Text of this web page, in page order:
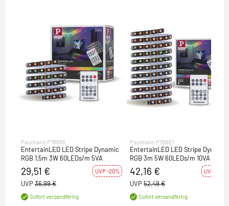
Paulmann P78886
EntertainLED LED Stripe Dynamic
RGB 1,5m 3W 60LEDs/m 5VA
29,51 € UVP -20%
UVP 36,99 €
Sofort versandfertig
Paulmann P78887
EntertainLED LED Stripe Dynamic
RGB 3m 5W 60LEDs/m 10VA
42,16 € UVP -20%
UVP 52,49 €
Sofort versandfertig